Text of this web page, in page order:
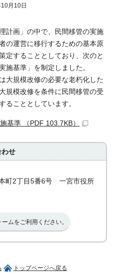
月10日
計画」の中で、民間移管の実施
の運営に移行するための基本原
定することとしており、次のと
施基準」を制定しました。
大規模改修の必要な老朽化した
規模改修を条件に民間移管の受
ることとしています。
基準 （PDF 103.7KB）
わせ
町2丁目5番6号 一宮市役所
ムをご利用ください。
トップページへ戻る